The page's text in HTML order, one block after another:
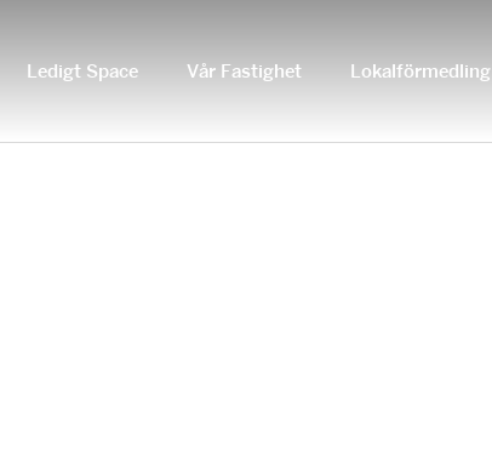
Ledigt Space Vår Fastighet Lokalförmedling